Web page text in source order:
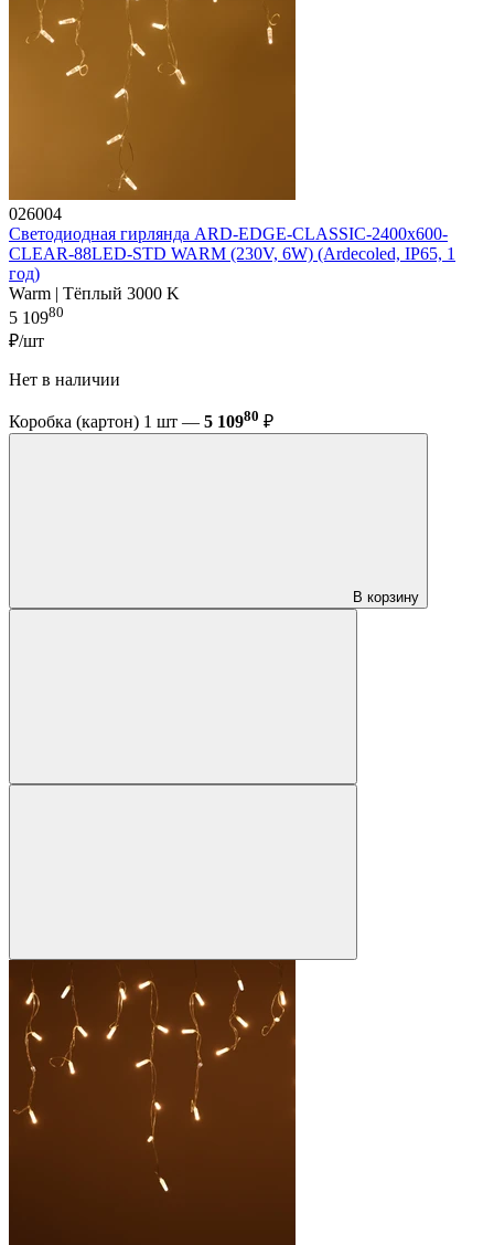
026004
Светодиодная гирлянда ARD-EDGE-CLASSIC-2400x600-
CLEAR-88LED-STD WARM (230V, 6W) (Ardecoled, IP65, 1
год)
Warm | Тёплый 3000 K
5 10980
₽/шт
Нет в наличии
Коробка (картон) 1 шт — 5 10980 ₽
В корзину